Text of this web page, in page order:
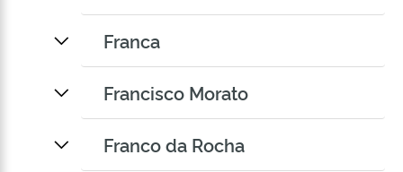
Franca
Francisco Morato
Franco da Rocha